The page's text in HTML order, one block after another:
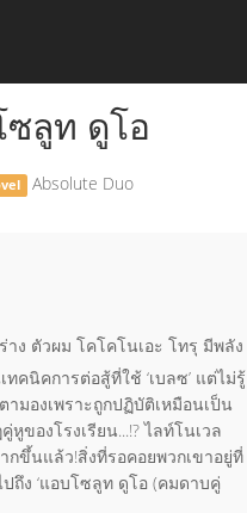
ซลูท ดูโอ
Absolute Duo
ง ตัวผม โคโคโนเอะ โทรุ มีพลัง
คนิคการต่อสู้ที่ใช้ ‘เบลซ’ แต่ไม่รู้
ามองเพราะถูกปฏิบัติเหมือนเป็น
ของโรงเรียน...!? ไลท์โนเวล
ขึ้นแล้ว!สิ่งที่รอคอยพวกเขาอยู่ที่
ถึง ‘แอบโซลูท ดูโอ (คมดาบคู่